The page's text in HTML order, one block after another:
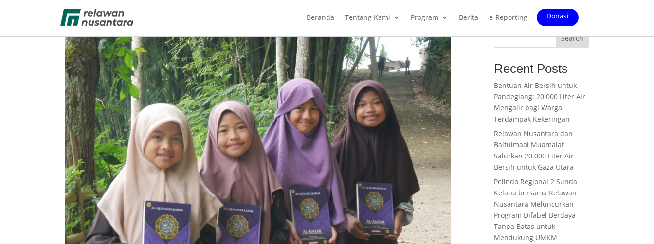
Beranda Tentang Kami Program Berita e-Reporting Donasi
Search
Recent Posts
Bantuan Air Bersih untuk
Pandeglang: 20.000 Liter Air
Mengalir bagi Warga
Terdampak Kekeringan
Relawan Nusantara dan
Baitulmaal Muamalat
Salurkan 20.000 Liter Air
Bersih untuk Gaza Utara
Pelindo Regional 2 Sunda
Kelapa bersama Relawan
Nusantara Meluncurkan
Program Difabel Berdaya
Tanpa Batas untuk
Mendukung UMKM